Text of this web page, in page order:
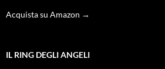
Acquista su Amazon →
IL RING DEGLI ANGELI